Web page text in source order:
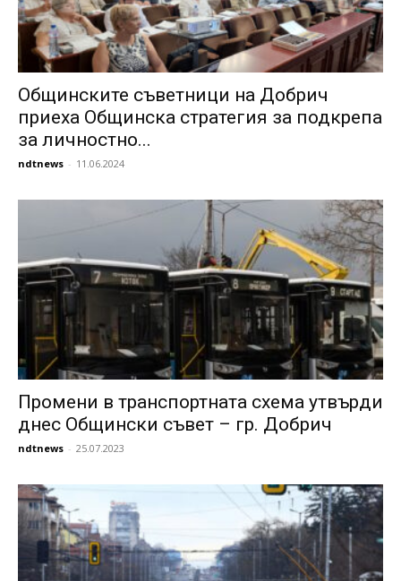
Общинските съветници на Добрич
приеха Общинска стратегия за подкрепа
за личностно...
ndtnews - 11.06.2024
Промени в транспортната схема утвърди
днес Общински съвет – гр. Добрич
ndtnews - 25.07.2023